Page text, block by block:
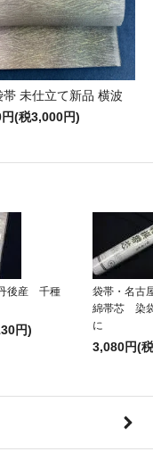
帯 未仕立て新品 横波
(税3,000円)
後産 千種
円)
袋帯・名
綿帯芯 染
に
3,080円(